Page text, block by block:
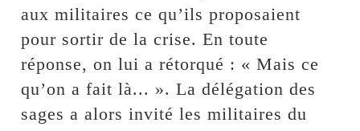
aux militaires ce qu’ils proposaient
pour sortir de la crise. En toute
réponse, on lui a rétorqué : « Mais ce
qu’on a fait là... ». La délégation des
sages a alors invité les militaires du